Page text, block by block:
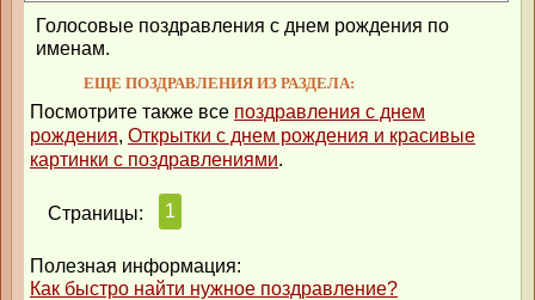
Голосовые поздравления с днем рождения по
именам.
ЕЩЕ ПОЗДРАВЛЕНИЯ ИЗ РАЗДЕЛА:
Посмотрите также все поздравления с днем
рождения, Открытки с днем рождения и красивые
картинки с поздравлениями.
Страницы: 1
Полезная информация:
Как быстро найти нужное поздравление?